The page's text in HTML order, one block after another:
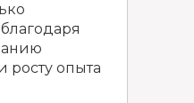
росту опыта